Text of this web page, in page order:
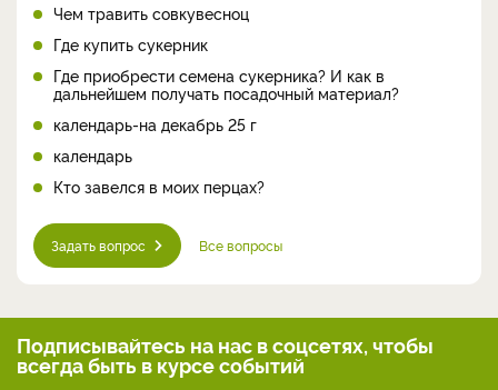
Чем травить совкувесноц
Где купить сукерник
Где приобрести семена сукерника? И как в
дальнейшем получать посадочный материал?
календарь-на декабрь 25 г
календарь
Кто завелся в моих перцах?
Задать вопрос Все вопросы
Подписывайтесь на нас в соцсетях, чтобы
всегдабыть в курсе событий